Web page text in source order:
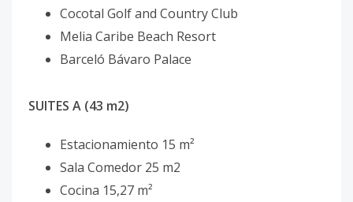
Cocotal Golf and Country Club
Melia Caribe Beach Resort
Barceló Bávaro Palace
SUITES A (43 m2)
Estacionamiento 15 m²
Sala Comedor 25 m2
Cocina 15,27 m²